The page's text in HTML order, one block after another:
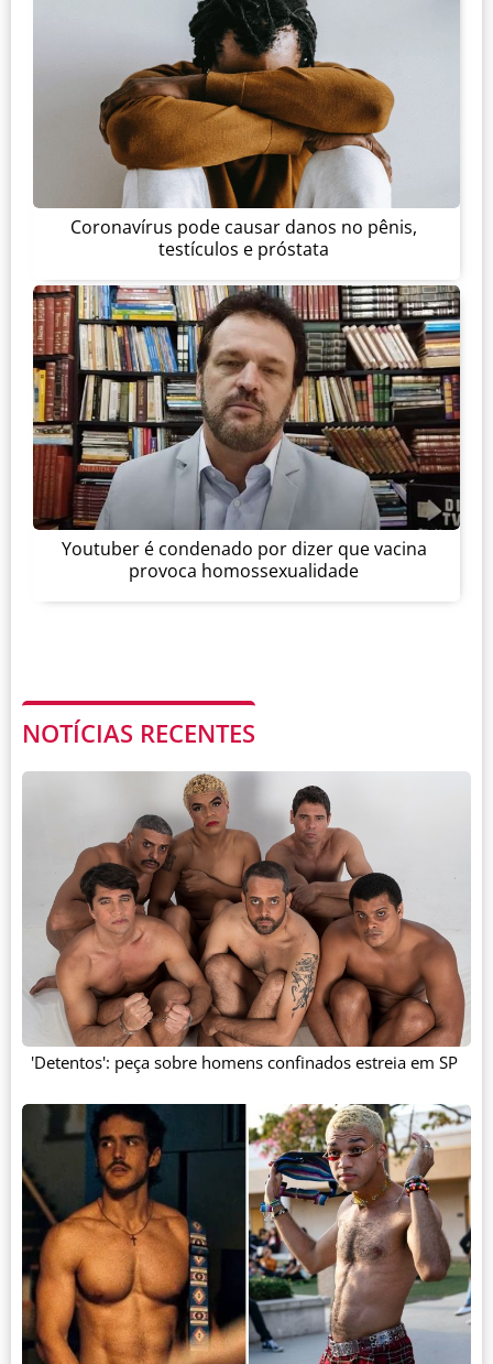
Coronavírus pode causar danos no pênis,
testículos e próstata
Youtuber é condenado por dizer que vacina
provoca homossexualidade
NOTÍCIAS RECENTES
'Detentos': peça sobre homens confinados estreia em SP